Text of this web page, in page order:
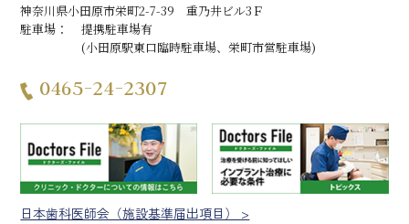
神奈川県小田原市栄町2-7-39 重乃井ビル3Ｆ
駐車場：
提携駐車場有
(小田原駅東口臨時駐車場、栄町市営駐車場)
0465-24-2307
日本歯科医師会（施設基準届出項目） >